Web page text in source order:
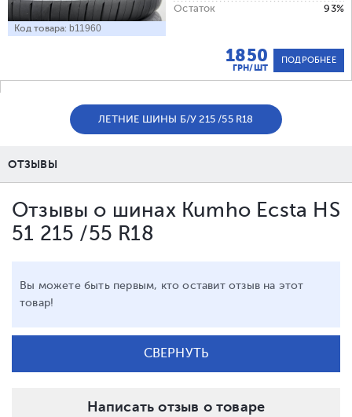
Код товара: b11960
Остаток
93%
1850
ГРН/ШТ
ПОДРОБНЕЕ
ЛЕТНИЕ ШИНЫ Б/У 215 /55 R18
ОТЗЫВЫ
Отзывы о шинах Kumho Ecsta HS
51 215 /55 R18
Вы можете быть первым, кто оставит отзыв на этот
товар!
СВЕРНУТЬ
Написать отзыв о товаре